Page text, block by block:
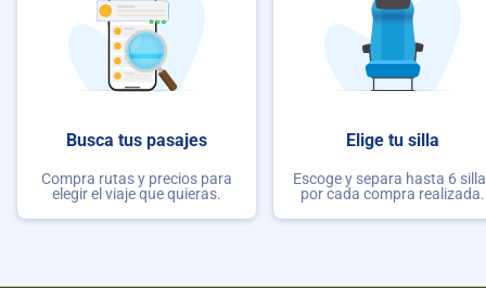
Busca tus pasajes
Compra rutas y precios para
elegir el viaje que quieras.
Elige tu silla
Escoge y separa hasta 6
por cada compra realizada.